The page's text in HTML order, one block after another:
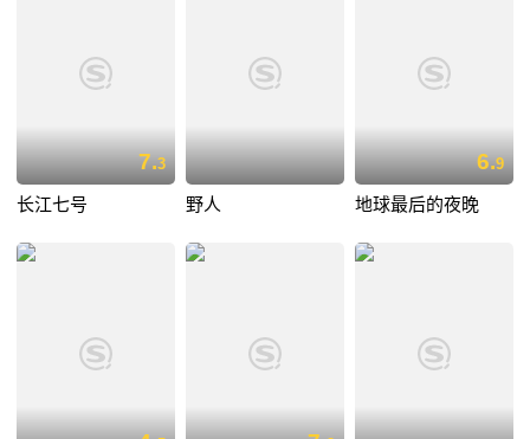
7.3
长江七号 野人
6.9
地球最后的夜晚